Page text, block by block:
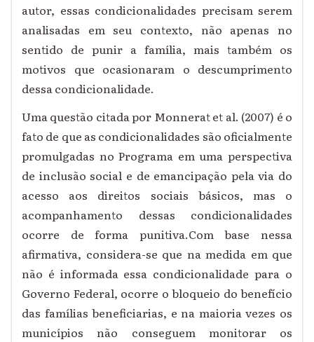
autor, essas condicionalidades precisam serem
analisadas em seu contexto, não apenas no
sentido de punir a família, mais também os
motivos que ocasionaram o descumprimento
dessa condicionalidade.
Uma questão citada por Monnerat et al. (2007) é o
fato de que as condicionalidades são oficialmente
promulgadas no Programa em uma perspectiva
de inclusão social e de emancipação pela via do
acesso aos direitos sociais básicos, mas o
acompanhamento dessas condicionalidades
ocorre de forma punitiva.Com base nessa
afirmativa, considera-se que na medida em que
não é informada essa condicionalidade para o
Governo Federal, ocorre o bloqueio do benefício
das famílias beneficiarias, e na maioria vezes os
municípios não conseguem monitorar os